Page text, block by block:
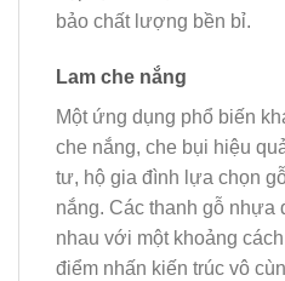
bảo chất lượng bền bỉ.
Lam che nắng
Một ứng dụng phổ biến
che nắng, che bụi hiệu
tư, hộ gia đình lựa chọn
nắng. Các thanh gỗ
nhau với một khoảng
điểm nhấn kiến trúc vô